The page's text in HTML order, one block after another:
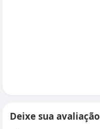
Deixe sua avaliação